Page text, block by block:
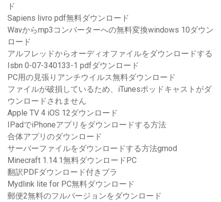
ド
Sapiens livro pdf無料ダウンロード
Wavからmp3コンバーターへの無料変換windows 10ダウン
ロード
アルフレッドからオーディオファイルをダウンロードする
Isbn 0-07-340133-1 pdfダウンロード
PC用の見張りアンチウイルス無料ダウンロード
ファイルが破損しているため、iTunesポッドキャストがダ
ウンロードされません
Apple TV 4 iOS 12ダウンロード
IPadでiPhoneアプリをダウンロードする方法
合体アプリのダウンロード
サーバーファイルをダウンロードする方法gmod
Minecraft 1.14.1無料ダウンロードPC
翻訳PDFダウンロード付きブラ
Mydlink lite for PC無料ダウンロード
郵便2無料のフルバージョンをダウンロード